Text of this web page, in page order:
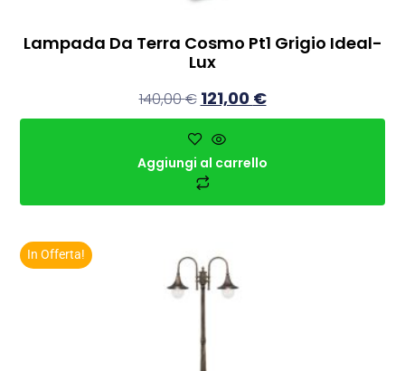
Lampada Da Terra Cosmo Pt1 Grigio Ideal-
Lux
140,00€ 121,00 €
Aggiungi al carrello
In Offerta!